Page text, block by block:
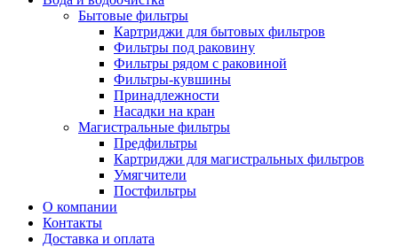
Бытовые фильтры
Картриджи для бытовых фильтров
Фильтры под раковину
Фильтры рядом с раковиной
Фильтры-кувшины
Принадлежности
Насадки на кран
Магистральные фильтры
Предфильтры
Картриджи для магистральных фильтров
Умягчители
Постфильтры
О компании
Контакты
Доставка и оплата